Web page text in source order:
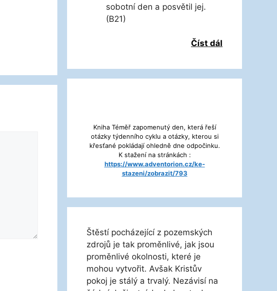
sobotní den a posvětil jej.
(B21)
Číst dál
Kniha Téměř zapomenutý den, která řeší
otázky týdenního cyklu a otázky, kterou si
křesťané pokládají ohledně dne odpočinku.
K stažení na stránkách :
https://www.adventorion.cz/ke-
stazeni/zobrazit/793
Štěstí pocházející z pozemských
zdrojů je tak proměnlivé, jak jsou
proměnlivé okolnosti, které je
mohou vytvořit. Avšak Kristův
pokoj je stálý a trvalý. Nezávisí na